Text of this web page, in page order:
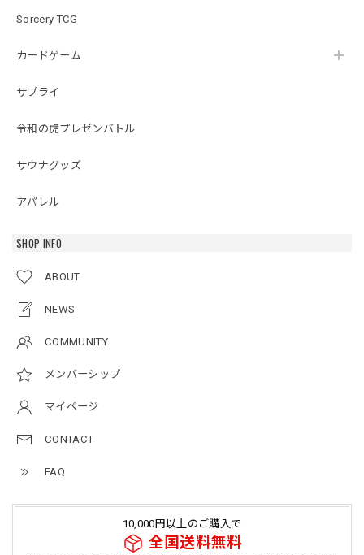
Sorcery TCG
カードゲーム
サプライ
令和の虎プレゼンバトル
サウナグッズ
アパレル
SHOP INFO
ABOUT
NEWS
COMMUNITY
メンバーシップ
マイページ
CONTACT
FAQ
10,000円以上のご購入で
全国送料無料